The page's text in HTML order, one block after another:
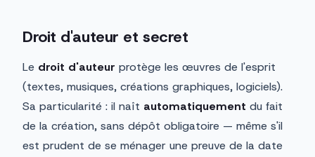
Droit d'auteur et secret
Le droit d'auteur protège les œuvres de l'esprit
(textes, musiques, créations graphiques, logiciels).
Sa particularité : il naît automatiquement du fait
de la création, sans dépôt obligatoire — même s'il
est prudent de se ménager une preuve de la date